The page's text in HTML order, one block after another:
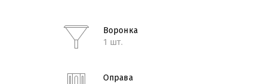
Воронка
1 шт.
Оправа